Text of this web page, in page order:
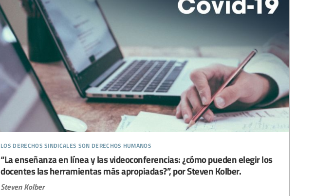
los derechos sindicales son derechos humanos
“La enseñanza en línea y las videoconferencias: ¿cómo pueden elegir los
docentes las herramientas más apropiadas?”, por Steven Kolber.
Steven Kolber